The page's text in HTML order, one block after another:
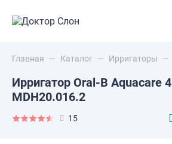
Главная — Каталог — Ирригаторы —
Ирригатор Oral-B Aquacare 4
MDH20.016.2
15